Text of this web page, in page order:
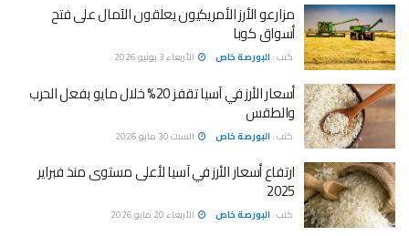
مزارعو الأرز الأمريكيون يعلقون الآمال على فتح
أسواق كوبا
كتب : البورصة خاص الأربعاء 3 يونيو 2026
أسعار الأرز في آسيا تقفز 20% خلال مايو بفعل الحرب
والطقس
كتب : البورصة خاص السبت 30 مايو 2026
ارتفاع أسعار الأرز في آسيا لأعلى مستوى منذ فبراير
2025
كتب : البورصة خاص الأربعاء 20 مايو 2026